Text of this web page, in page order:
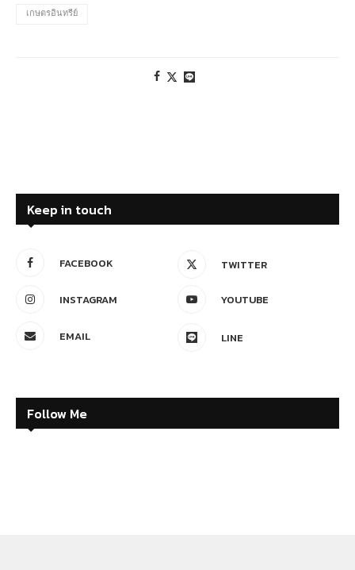
เกษตรอินทรีย์
Keep in touch
FACEBOOK TWITTER
INSTAGRAM YOUTUBE
EMAIL LINE
Follow Me